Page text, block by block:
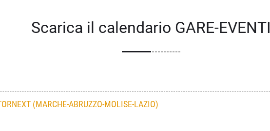
Scarica il calendario GARE-EVENTI
(MARCHE-ABRUZZO-MOLISE-LAZIO)